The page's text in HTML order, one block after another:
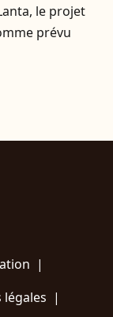
le projet
prévu
|
|